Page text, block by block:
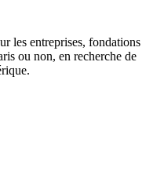
les entreprises, fondations
ou non, en recherche de